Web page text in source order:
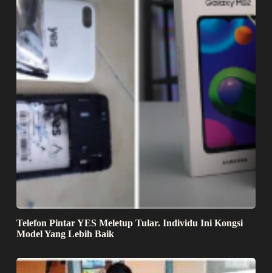
Telefon Pintar YES Meletup Tular. Individu Ini Kongsi
Model Yang Lebih Baik